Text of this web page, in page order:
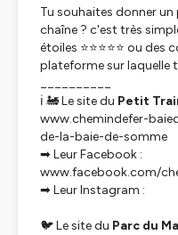
Tu souhaites donner
chaîne ? c'est très
étoiles ⭐⭐⭐⭐⭐ ou
plateforme sur laquelle
ℹ 🚂 Le site du Petit
www.chemindefer-
de-la-baie-de-somme
➡ Leur Facebook :
www.facebook.com/
➡ Leur Instagram :
🐦 Le site du Parc du